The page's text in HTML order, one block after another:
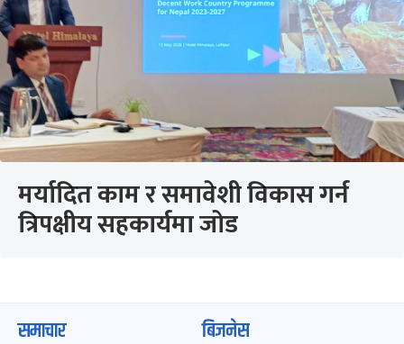
मर्यादित काम र समावेशी विकास गर्न
त्रिपक्षीय सहकार्यमा जोड
समाचार बिजनेस